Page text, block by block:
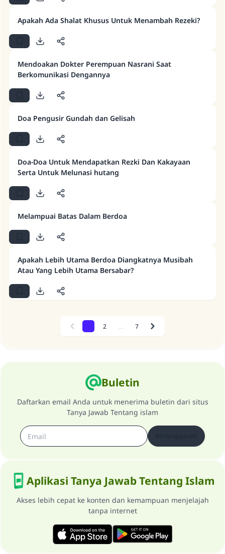
Apakah Ada Shalat Khusus Untuk Menambah Rezeki?
Mendoakan Dokter Perempuan Nasrani Saat
Berkomunikasi Dengannya
Doa Pengusir Gundah dan Gelisah
Doa-Doa Untuk Mendapatkan Rezki Dan Kakayaan
Serta Untuk Melunasi hutang
Melampuai Batas Dalam Berdoa
Apakah Lebih Utama Berdoa Diangkatnya Musibah
Atau Yang Lebih Utama Bersabar?
Previous 2 ... 7 Next
Buletin
Daftarkan email Anda untuk menerima buletin dari situs
Tanya Jawab Tentang islam
Aplikasi Tanya Jawab Tentang Islam
Akses lebih cepat ke konten dan kemampuan menjelajah
tanpa internet
Jawaban no. 110845
menyelamatkan pernikahan.
Bantu kami dalam memberikan jawaban untuk umat
"Siapa yang menunjukkan suatu kebaikan,
meka dia akan mendapatkan pahala yang